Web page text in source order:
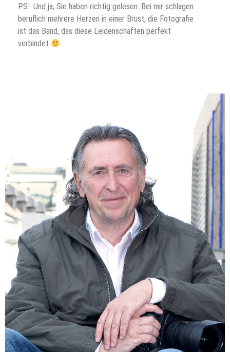
PS: Und ja, Sie haben richtig gelesen. Bei mir schlagen
beruflich mehrere Herzen in einer Brust, die Fotografie
ist das Band, das diese Leidenschaften perfekt
verbindet